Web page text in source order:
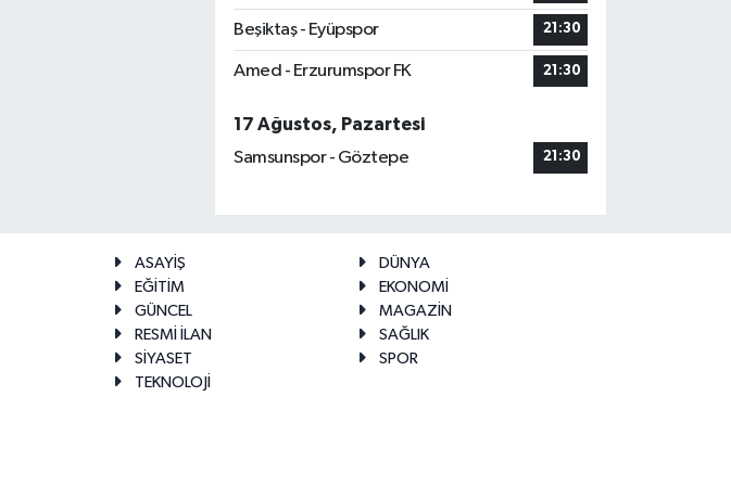
Beşiktaş - Eyüpspor 21:30
Amed - Erzurumspor FK 21:30
17 Ağustos, Pazartesi
Samsunspor - Göztepe
21:30
ASAYİŞ
DÜNYA
EĞİTİM
EKONOMİ
GÜNCEL
MAGAZİN
RESMİ İLAN
SAĞLIK
SİYASET
SPOR
TEKNOLOJİ